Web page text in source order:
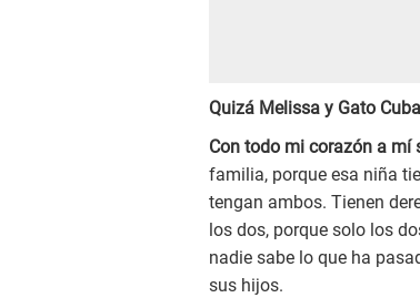
Quizá Melissa y Gato
Con todo mi corazón a mí
familia, porque esa niña
tengan ambos. Tienen
los dos, porque solo los
nadie sabe lo que ha
sus hijos.